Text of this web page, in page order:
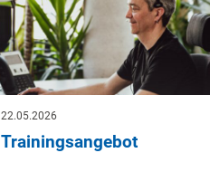
22.05.2026
Trainingsangebot